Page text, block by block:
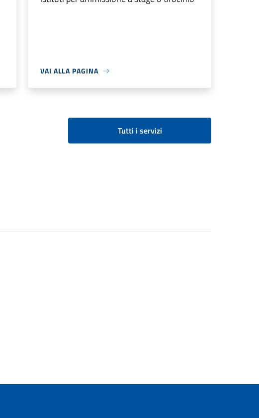
VAI ALLA PAGINA
Tutti i servizi